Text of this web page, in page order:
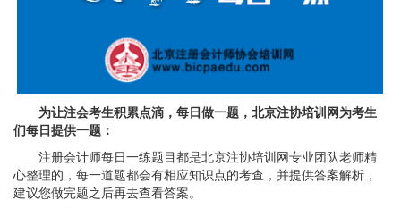
为让注会考生积累点滴，每日做一题，北京注协培训网为考生
们每日提供一题：
注册会计师每日一练题目都是北京注协培训网专业团队老师精
心整理的，每一道题都会有相应知识点的考查，并提供答案解析，
建议您做完题之后再去查看答案。